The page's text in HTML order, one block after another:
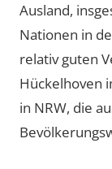
Ausland,
Nationen in
relativ guten
Hückelhoven
in NRW, die